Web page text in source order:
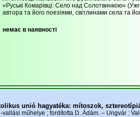
«Руські Комарівці: Село над Солотвинкою»
автора та його поезіями, світлинами села та
немає в наявності
unió hagyatéka: mítoszok,
műhelye ; fordította D. Ádám. – Ungvár :